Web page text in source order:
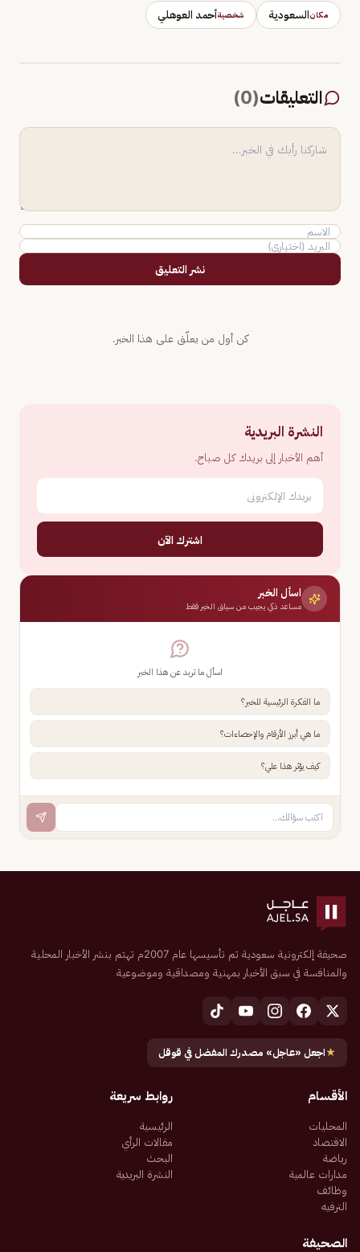
مكانالسعودية شخصيةأحمد العوهلي
التعليقات(
0
)
نشر التعليق
كن أول من يعلّق على هذا الخبر.
النشرة البريدية
أهم الأخبار إلى بريدك كل صباح.
اشترك الآن
اسأل الخبر
مساعد ذكي يجيب من سياق الخبر فقط
اسأل ما تريد عن هذا الخبر
ما الفكرة الرئيسية للخبر؟
ما هي أبرز الأرقام والإحصاءات؟
كيف يؤثر هذا علي؟
صحيفة إلكترونية سعودية تم تأسيسها عام 2007م تهتم بنشر الأخبار المحلية
والمنافسة في سبق الأخبار بمهنية ومصداقية وموضوعية
★اجعل «عاجل» مصدرك المفضل في قوقل
الأقسام
المحليات
الاقتصاد
رياضة
مدارات عالمية
وظائف
الترفيه
روابط سريعة
الرئيسية
مقالات الرأي
البحث
النشرة البريدية
الصحيفة